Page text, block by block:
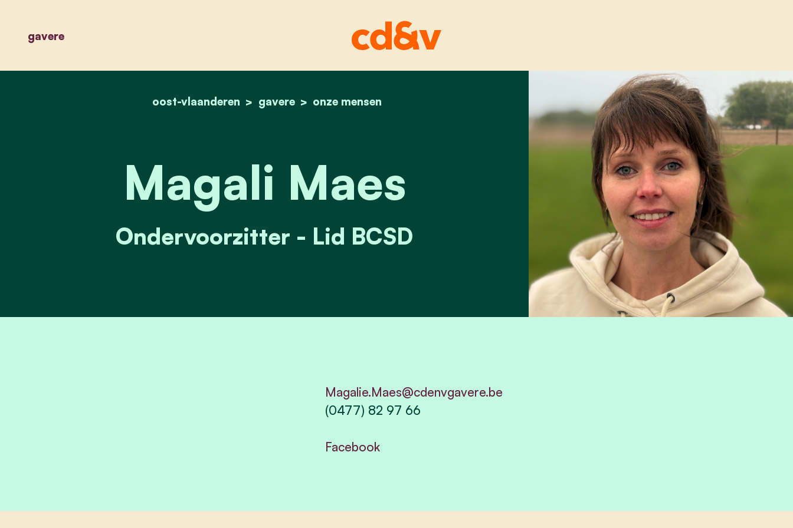
gavere
home
oost-vlaanderen gavere onze mensen
magali maes
Magali Maes
Ondervoorzitter - Lid BCSD
Magalie.Maes@cdenvgavere.be
(0477) 82 97 66
Facebook